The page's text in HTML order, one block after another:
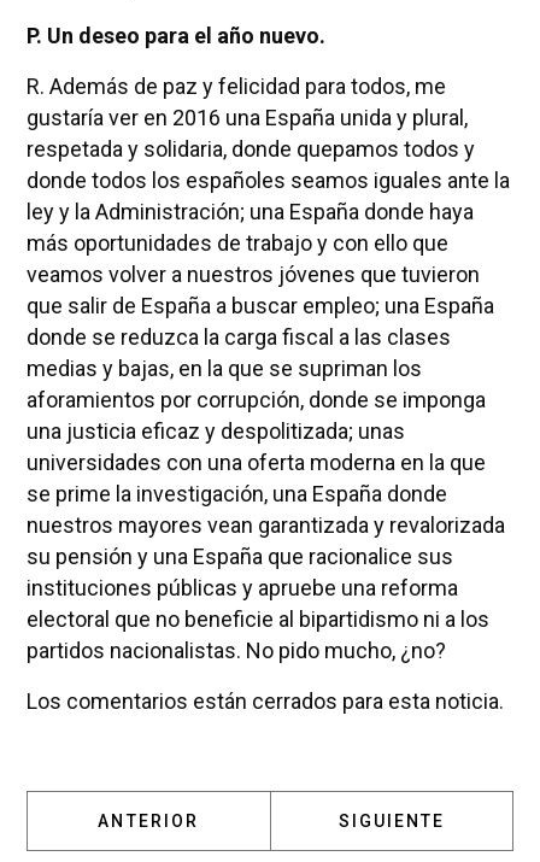
P. Un deseo para el año nuevo.
R. Además de paz y felicidad para todos, me
gustaría ver en 2016 una España unida y plural,
respetada y solidaria, donde quepamos todos y
donde todos los españoles seamos iguales ante la
ley y la Administración; una España donde haya
más oportunidades de trabajo y con ello que
veamos volver a nuestros jóvenes que tuvieron
que salir de España a buscar empleo; una España
donde se reduzca la carga fiscal a las clases
medias y bajas, en la que se supriman los
aforamientos por corrupción, donde se imponga
una justicia eficaz y despolitizada; unas
universidades con una oferta moderna en la que
se prime la investigación, una España donde
nuestros mayores vean garantizada y revalorizada
su pensión y una España que racionalice sus
instituciones públicas y apruebe una reforma
electoral que no beneficie al bipartidismo ni a los
partidos nacionalistas. No pido mucho, ¿no?
Los comentarios están cerrados para esta noticia.
ARTÍCULO ANTERIOR: CLARA TENDENCIA
ANTERIOR ARTÍCULO
SIGUIENTE